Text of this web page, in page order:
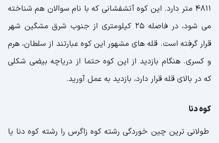
4811 متر دارد. این کوه آتشفشانی که با نام سوالان هم شناخته
می شود، در فاصله 25 کیلومتری از جنوب شرق مشگین شهر
قرار گرفته است. قله های مشهور این کوه عبارتند از سلطان، هرم
و کسری. هنگام بازدید از این کوه حتما از دریاچه بیضی شکلی
که در بالای قله قرار دارد، بازدید به عمل آورید.
کوه دنا
طولانی ترین چین خوردگی رشته کوه زاگرس را رشته کوه دنا یا